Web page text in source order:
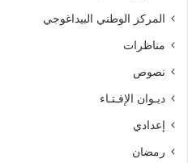
المركز الوطني البيداغوجي
مناظرات
نصوص
ديـوان الإفـتـاء
إعدادي
رمضان